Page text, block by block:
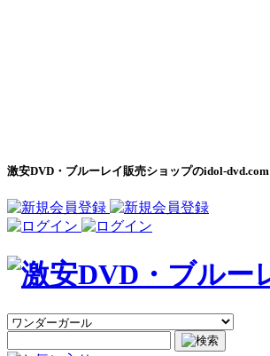
激安DVD・ブルーレイ販売ショップのidol-dvd.com